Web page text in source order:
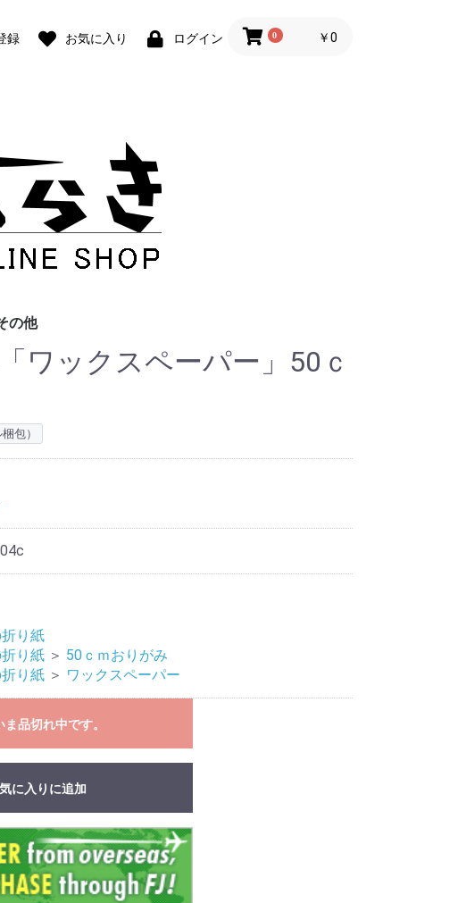
録 お気に入り ログイン 0 ￥0
干支
お正月
節分・ひなまつり
春
こどもの日
梅雨
ハロウィン
クリスマス
50ｃｍおりがみ
ビオトープ
tカラぺ
里紙
越前和紙おりがみ 越前鳥の子エンボス
越前ちぎり七夕和紙
越前簀の目和紙
越前ぱあるN
グリスター
筋入りクラフト
クラフトBK
コズピカ
チョコグラシン
チョコグラシンＳ（シ
ハーレムブラック
赤奉書（赤柾）
ワックスペーパー
その他
グペーパー MIXペーパー 3mm幅
5mm幅
10mm幅
単色ペーパー
の他
ワックスペーパー」50ｃ
包）
り紙
り紙 ＞ 50ｃｍおりがみ
り紙 ＞ ワックスペーパー
ま品切れ中です。
に入りに追加